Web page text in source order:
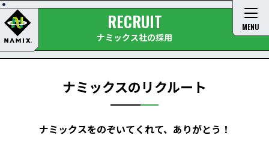
MENU
RECRUIT
ナミックス社の採用
ナミックスのリクルート
ナミックスをのぞいてくれて、ありがとう！